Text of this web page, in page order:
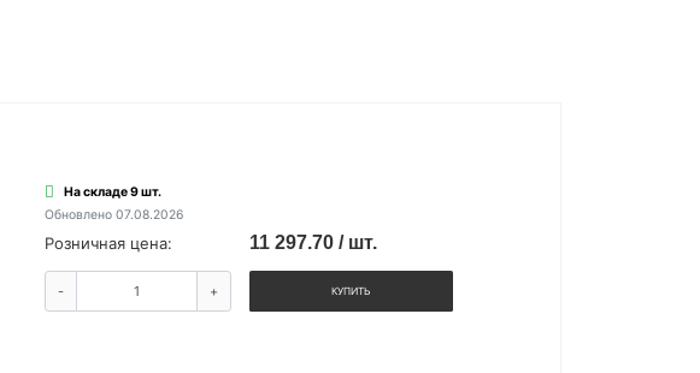
На складе 9 шт.
Обновлено 07.08.2026
Розничная цена: 11 297.70 / шт.
- + КУПИТЬ